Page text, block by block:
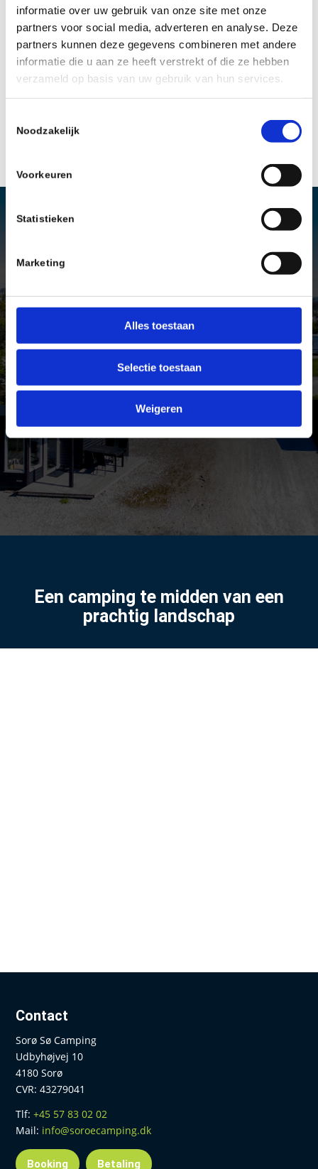
informatie over uw gebruik van onze site met onze
partners voor social media, adverteren en analyse. Deze
partners kunnen deze gegevens combineren met andere
informatie die u aan ze heeft verstrekt of die ze hebben
verzameld op basis van uw gebruik van hun services.
Noodzakelijk
Voorkeuren
Statistieken
Marketing
Alles toestaan
Selectie toestaan
Weigeren
Een camping te midden van een
prachtig landschap
Contact
Sorø Sø Camping
Udbyhøjvej 10
4180 Sorø
CVR: 43279041
Tlf:+45 57 83 02 02
Mail: info@soroecamping.dk
Booking Betaling